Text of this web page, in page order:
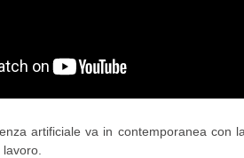
artificiale va in contemporanea con